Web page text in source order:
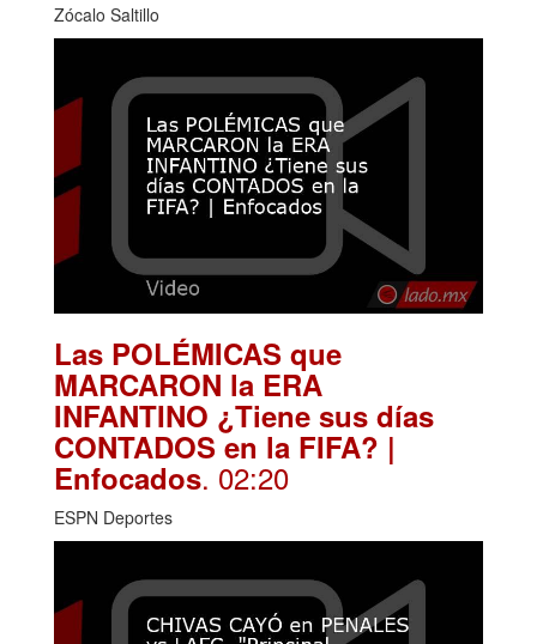
Zócalo Saltillo
Las POLÉMICAS que
MARCARON la ERA
INFANTINO ¿Tiene sus días
CONTADOS en la FIFA? |
Enfocados. 02:20
ESPN Deportes